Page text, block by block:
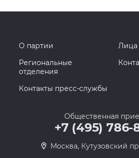
О партии
Лица
Региональные
отделения
Контакты пресс-службы
Общественная
+7 (495) 786-
Москва, Кутузовский